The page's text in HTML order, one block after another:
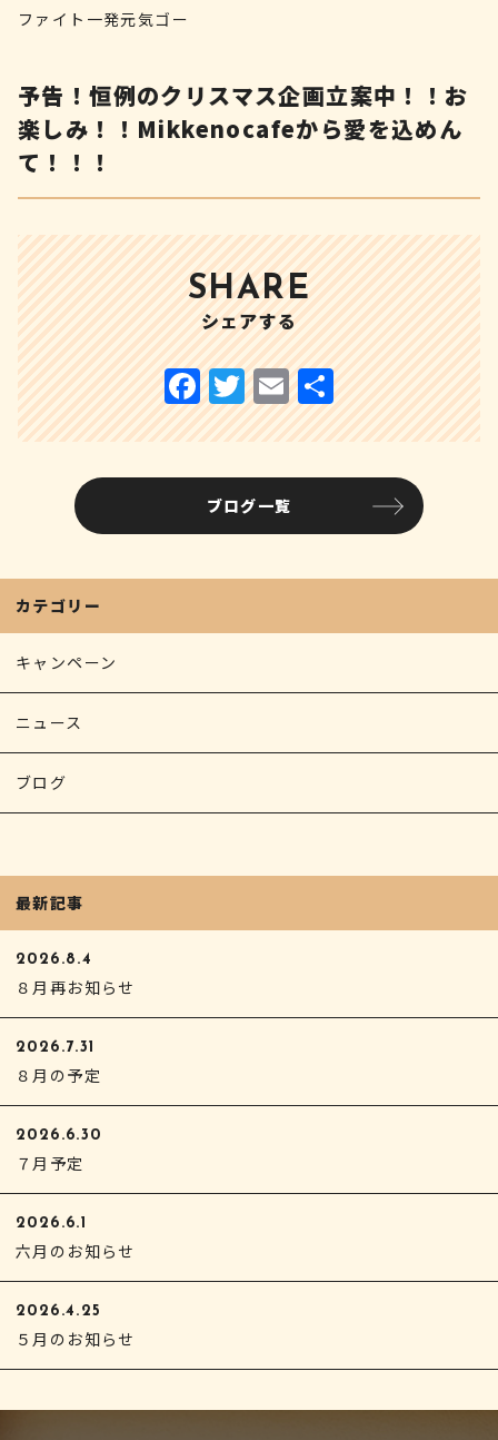
ファイト一発元気ゴー
予告！恒例のクリスマス企画立案中！！お
楽しみ！！Mikkenocafeから愛を込めん
て！！！
SHARE
シェアする
ブログ一覧
カテゴリー
キャンペーン
ニュース
ブログ
最新記事
2026.8.4
８月再お知らせ
2026.7.31
８月の予定
2026.6.30
７月予定
2026.6.1
六月のお知らせ
2026.4.25
５月のお知らせ